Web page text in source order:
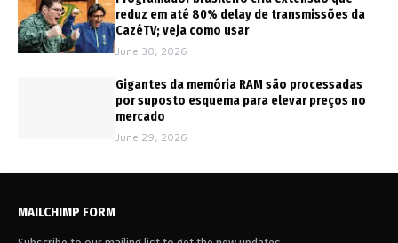
reduz em até 80% delay de transmissões da
CazéTV; veja como usar
June 30, 2026
Gigantes da memória RAM são processadas
por suposto esquema para elevar preços no
mercado
June 29, 2026
MAILCHIMP FORM